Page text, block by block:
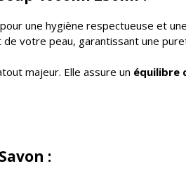
une hygiène respectueuse et
votre peau, garantissant une
majeur. Elle assure un équilibre
: